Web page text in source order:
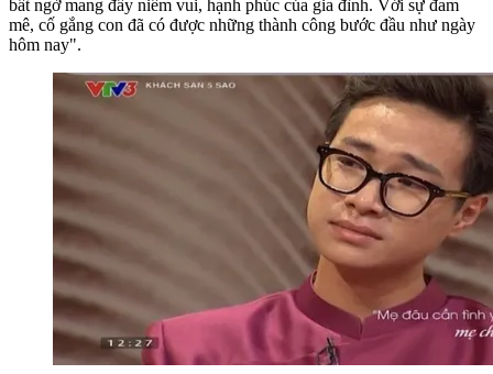
bất ngờ mang đầy niềm vui, hạnh phúc của gia đình. Với sự đam
mê, cố gắng con đã có được những thành công bước đầu như ngày
hôm nay".